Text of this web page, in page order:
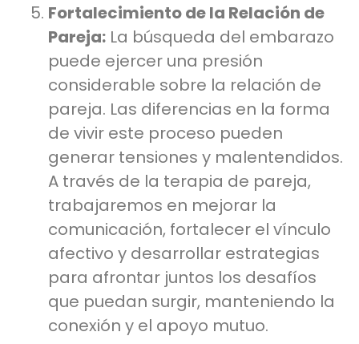
Fortalecimiento de la Relación de
Pareja: La búsqueda del embarazo
puede ejercer una presión
considerable sobre la relación de
pareja. Las diferencias en la forma
de vivir este proceso pueden
generar tensiones y malentendidos.
A través de la terapia de pareja,
trabajaremos en mejorar la
comunicación, fortalecer el vínculo
afectivo y desarrollar estrategias
para afrontar juntos los desafíos
que puedan surgir, manteniendo la
conexión y el apoyo mutuo.